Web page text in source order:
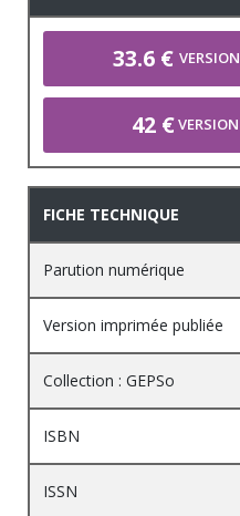
33.6 €
42 €
FICHE TECHNIQUE
Parution numérique
Version imprimée publiée
Collection : GEPSo
ISBN
ISSN